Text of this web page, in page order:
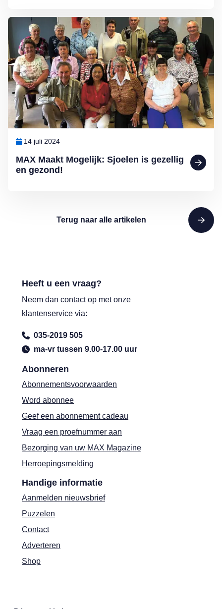
MAX Maakt Mogelijk: Sjoelen is gezellig
en gezond!
14 juli 2024
Lees meer over MAX Maakt Mogelijk: Sjoelen is gezellig en
Terug naar alle artikelen
Abonneren
Abonnementsvoorwaarden
Word abonnee
Geef een abonnement cadeau
Vraag een proefnummer aan
Bezorging van uw MAX Magazine
Herroepingsmelding
Handige informatie
Aanmelden nieuwsbrief
Puzzelen
Contact
Adverteren
Shop
Heeft u een vraag?
Neem dan contact op met onze
klantenservice via:
035-2019 505
ma-vr tussen 9.00-17.00 uur